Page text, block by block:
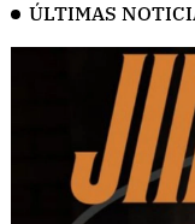
ÚLTIMAS